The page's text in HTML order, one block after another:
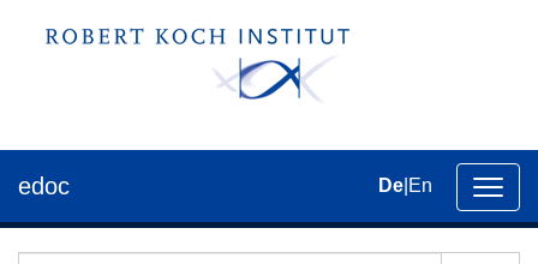
edoc De En